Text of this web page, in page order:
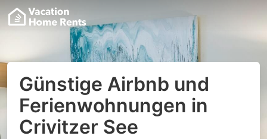
Günstige Airbnb und
Ferienwohnungen in
Crivitzer See